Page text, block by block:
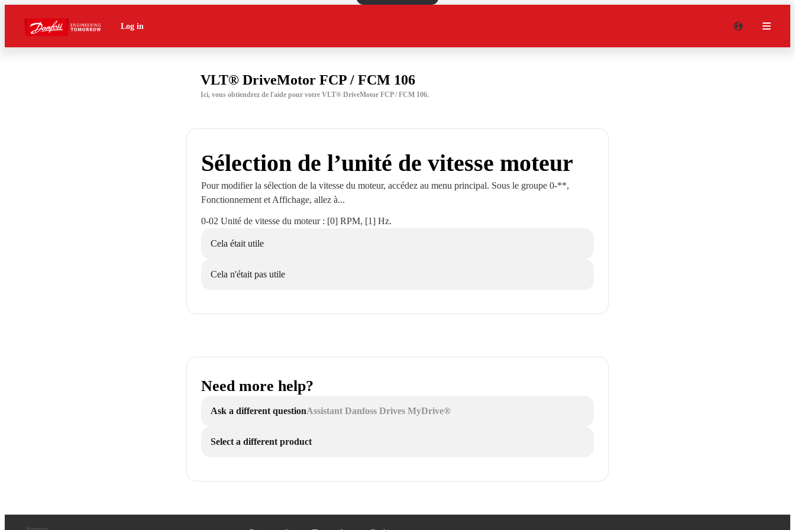
Log in
VLT® DriveMotor FCP / FCM 106
Ici, vous obtiendrez de l'aide pour votre VLT® DriveMotor FCP / FCM 106.
Sélection de l’unité de vitesse moteur
Pour modifier la sélection de la vitesse du moteur, accédez au menu principal. Sous le groupe 0-**,
Fonctionnement et Affichage, allez à...
0-02 Unité de vitesse du moteur : [0] RPM, [1] Hz.
Cela était utile
Cela n'était pas utile
Need more help?
Ask a different questionAssistant Danfoss Drives MyDrive®
Select a different product